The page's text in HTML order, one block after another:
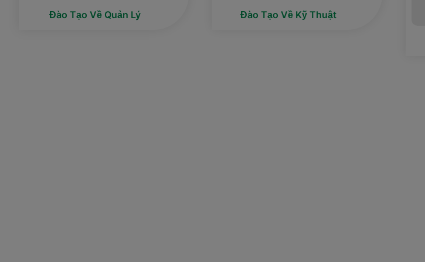
Đào Tạo Về Quản Lý Đào Tạo Về Kỹ Thuật